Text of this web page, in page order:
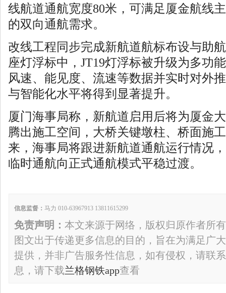
线航道通航宽度80米，可满足厦金航线
的双向通航需求。
改线工程同步完成新航道航标布设与助
座灯浮标中，JT19灯浮标被升级为多功
风速、能见度、流速等数据并实时对外
与智能化水平将得到显著提升。
厦门海事局称，新航道启用后将为厦金
腾出施工空间，大桥关键墩柱、桥面施
来，海事局将跟进新航道通航运行情况
临时通航向正式通航模式平稳过渡。
信息监督： 马力 010-63967913 13811615299
免责声明： 本文来源于网络，版权归原作者所
图文出于传递更多信息的目的，旨在为满足广
提供，并非广告服务性信息，如有侵权，请联
息，请下载兰格钢铁app查看